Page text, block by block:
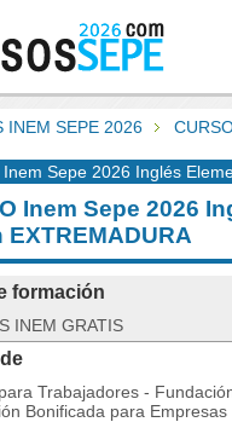
INEM SEPE 2026
Inem Sepe 2026 Inglés
Inem Sepe 2026
EXTREMADURA
formación
INEM GRATIS
Trabajadores -
Bonificada para Empresas